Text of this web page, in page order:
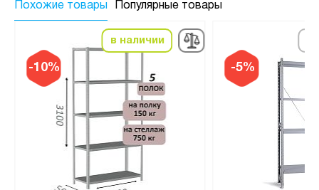
Похожие товары Популярные товары
-10%
в наличии
-5%